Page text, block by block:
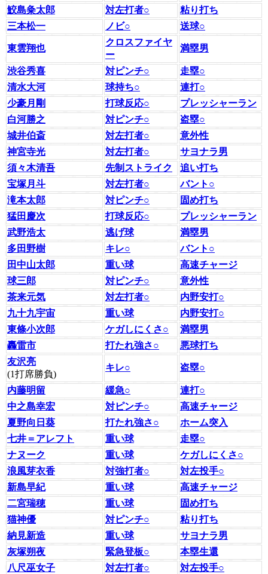
鮫島粂太郎 対左打者○
粘り打ち
三本松一
ノビ○ 送球○
東雲翔也
クロスファイヤ
ー
満塁男
渋谷秀喜 対ピンチ○
走塁○
清水大河
球持ち○
連打○
少豪月剛
打球反応○
プレッシャーラン
白河勝之
対ピンチ○
盗塁○
城井伯斎
対左打者○
意外性
神宮寺光
対左打者○
サヨナラ男
須々木清吾
先制ストライク
追い打ち
宝塚月斗
対左打者○
バント○
滝本太郎
対ピンチ○
固め打ち
猛田慶次
打球反応○
プレッシャーラン
武野浩太
逃げ球
満塁男
多田野樹
キレ○
バント○
田中山太郎
重い球
高速チャージ
球三郎
対ピンチ○
意外性
茶来元気
対左打者○
内野安打○
九十九宇宙
重い球
内野安打○
東條小次郎
ケガしにくさ○
満塁男
轟雷市
打たれ強さ○
悪球打ち
友沢亮
(1打席勝負)
キレ○ 盗塁○
内藤明留 緩急○
連打○
中之島幸宏
対ピンチ○
高速チャージ
夏野向日葵
打たれ強さ○
ホーム突入
七井＝アレフト
重い球
走塁○
ナヌーク
重い球
ケガしにくさ○
浪風芽衣香
対強打者○
対左投手○
新島早紀
重い球
高速チャージ
二宮瑞穂
重い球
固め打ち
猫神優
対ピンチ○
粘り打ち
納見新造
重い球
サヨナラ男
灰塚朔夜
緊急登板○
本塁生還
八尺巫女子
対左打者○
対左投手○